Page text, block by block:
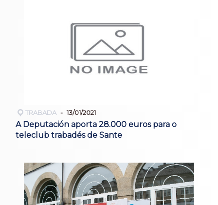
TRABADA 13/01/2021
A Deputación aporta 28.000 euros para o
teleclub trabadés de Sante